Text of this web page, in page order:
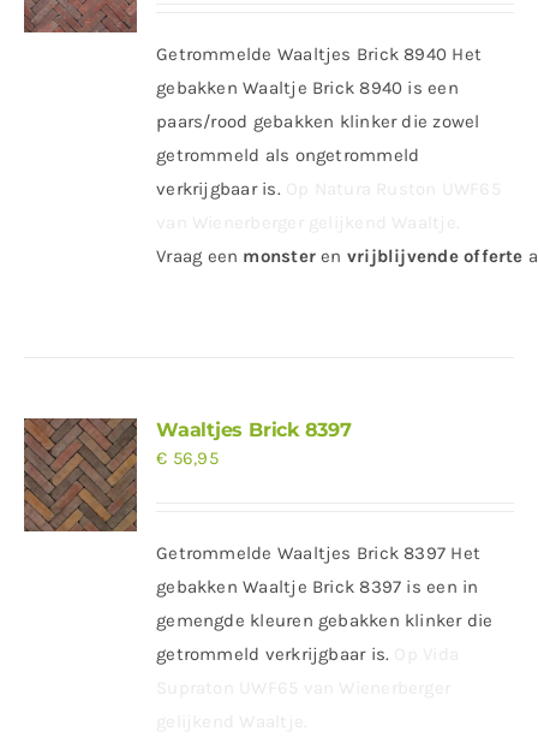
Getrommelde Waaltjes Brick 8940 Het
gebakken Waaltje Brick 8940 is een
paars/rood gebakken klinker die zowel
getrommeld als ongetrommeld
verkrijgbaar is.
Vraag een monster en vrijblijvende offerte
Waaltjes Brick 8397
€ 56,95
Getrommelde Waaltjes Brick 8397 Het
gebakken Waaltje Brick 8397 is een in
gemengde kleuren gebakken klinker die
getrommeld verkrijgbaar is.